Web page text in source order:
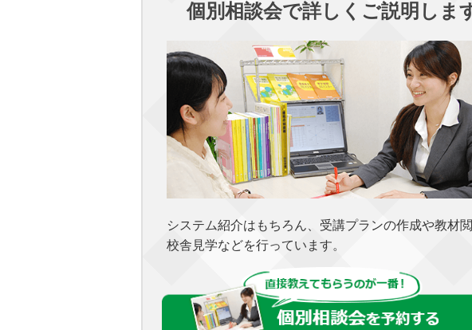
個別相談会で詳しくご説明しま
システム紹介はもちろん、受講プランの作成や教材閲
校舎見学などを行っています。